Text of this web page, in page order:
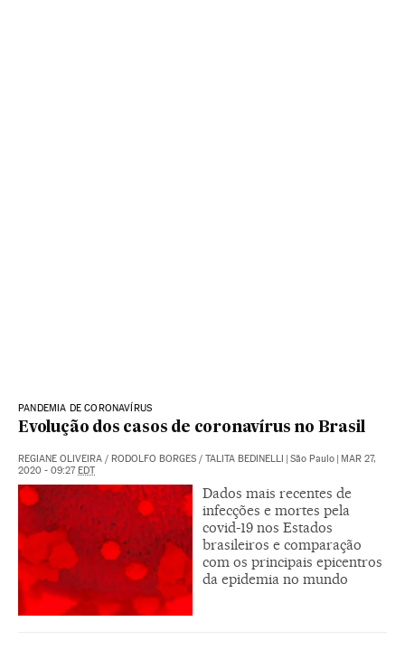
PANDEMIA DE CORONAVÍRUS
Evolução dos casos de coronavírus no Brasil
REGIANE OLIVEIRA / RODOLFO BORGES / TALITA BEDINELLI São Paulo
MAR 27,
2020 - 09:27 EDT
Dados mais recentes de
infecções e mortes pela
covid-19 nos Estados
brasileiros e comparação
com os principais epicentros
da epidemia no mundo